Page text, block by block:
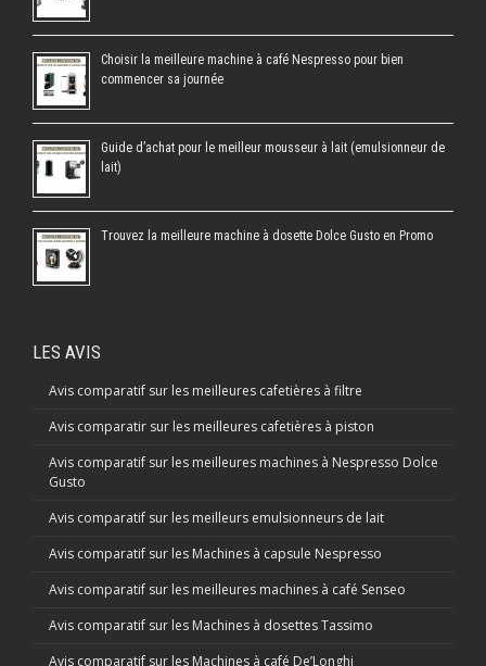
Choisir la meilleure machine à café Nespresso pour bien
commencer sa journée
Guide d’achat pour le meilleur mousseur à lait (emulsionneur de
lait)
Trouvez la meilleure machine à dosette Dolce Gusto en Promo
LES AVIS
Avis comparatif sur les meilleures cafetières à filtre
Avis comparatir sur les meilleures cafetières à piston
Avis comparatif sur les meilleures machines à Nespresso Dolce
Gusto
Avis comparatif sur les meilleurs emulsionneurs de lait
Avis comparatif sur les Machines à capsule Nespresso
Avis comparatif sur les meilleures machines à café Senseo
Avis comparatif sur les Machines à dosettes Tassimo
Avis comparatif sur les Machines à café De’Longhi